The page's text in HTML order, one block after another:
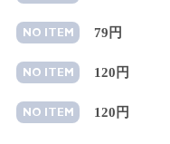
NO ITEM 79円
NO ITEM 120円
NO ITEM 120円